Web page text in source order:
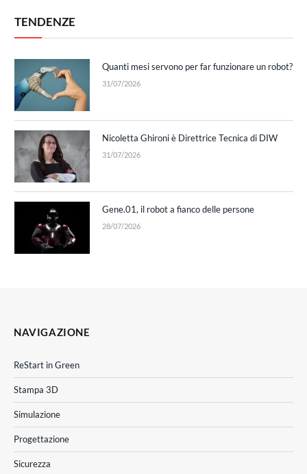
TENDENZE
Quanti mesi servono per far funzionare un robot?
31/07/2026
Nicoletta Ghironi è Direttrice Tecnica di DIW
31/07/2026
Gene.01, il robot a fianco delle persone
28/07/2026
NAVIGAZIONE
ReStart in Green
Stampa 3D
Simulazione
Progettazione
Sicurezza